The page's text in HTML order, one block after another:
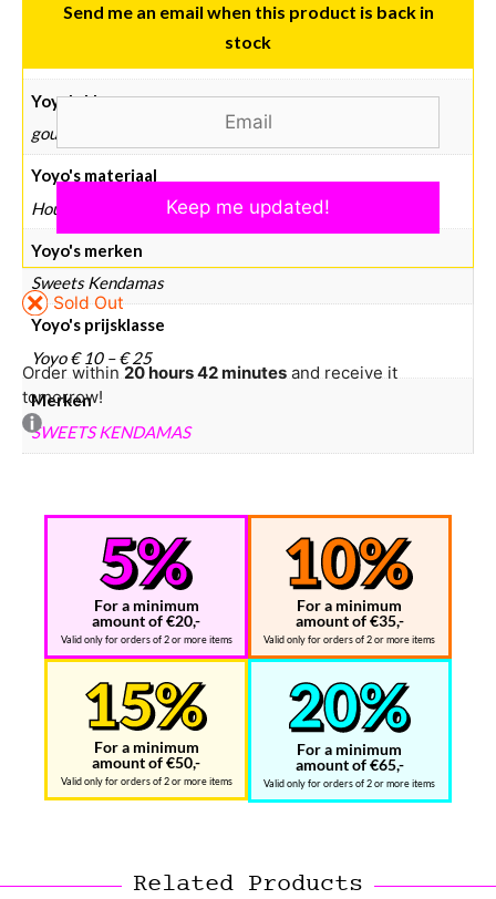
Kleur
Yoyo's kleur
goud
Yoyo's materiaal
Hout
Yoyo's merken
Sweets Kendamas
Yoyo's prijsklasse
Yoyo € 10 – € 25
Merken
SWEETS KENDAMAS
Sold Out
Send me an email when this product is back in
stock
Order within 20 hours 42 minutes and receive it
tomorrow!
For a minimum
amount of €20,-
Valid only for orders of 2 or more items
For a minimum
amount of €35,-
Valid only for orders of 2 or more items
For a minimum
amount of €50,-
Valid only for orders of 2 or more items
For a minimum
amount of €65,-
Valid only for orders of 2 or more items
Related Products